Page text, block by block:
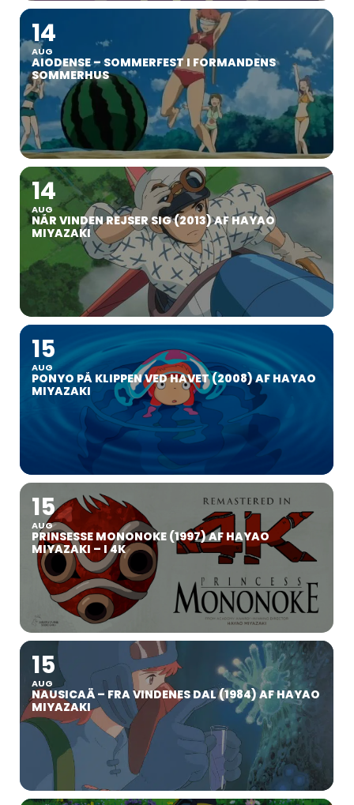
14
AUG
AIODENSE – SOMMERFEST I FORMANDENS
SOMMERHUS
14
AUG
NÅR VINDEN REJSER SIG (2013) AF HAYAO
MIYAZAKI
15
AUG
PONYO PÅ KLIPPEN VED HAVET (2008) AF HAYAO
MIYAZAKI
15
AUG
PRINSESSE MONONOKE (1997) AF HAYAO
MIYAZAKI – I 4K
15
AUG
NAUSICAÄ – FRA VINDENES DAL (1984) AF HAYAO
MIYAZAKI